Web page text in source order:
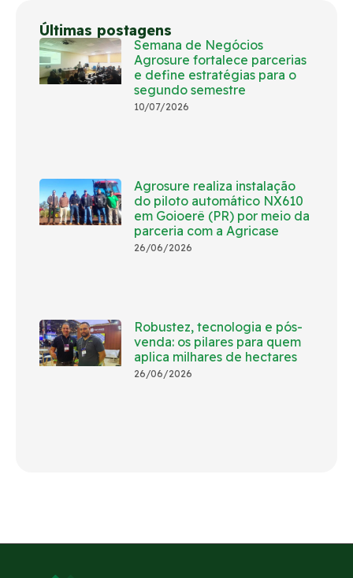
Últimas postagens
Semana de Negócios
Agrosure fortalece parcerias
e define estratégias para o
segundo semestre
10/07/2026
Agrosure realiza instalação
do piloto automático NX610
em Goioerê (PR) por meio da
parceria com a Agricase
26/06/2026
Robustez, tecnologia e pós-
venda: os pilares para quem
aplica milhares de hectares
26/06/2026